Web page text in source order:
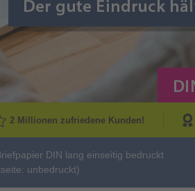
2 Millionen zufriedene Kunden!
DIN lang einseitig bedruckt
unbedruckt)